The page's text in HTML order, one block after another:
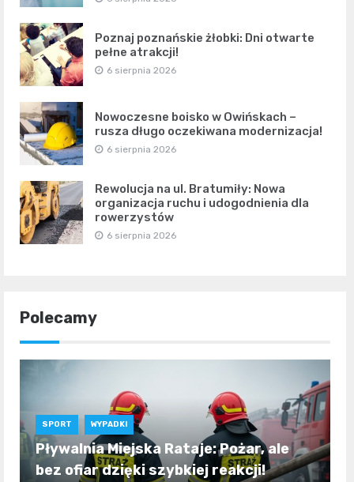
Poznaj poznańskie żłobki: Dni otwarte
pełne atrakcji!
6 sierpnia 2026
Nowoczesne boisko w Owińskach –
rusza długo oczekiwana modernizacja!
6 sierpnia 2026
Rewolucja na ul. Bratumiły: Nowa
organizacja ruchu i udogodnienia dla
rowerzystów
6 sierpnia 2026
Polecamy
SPORT WYPADKI
Pływalnia Miejska Rataje: Pożar, ale
bez ofiar dzięki szybkiej reakcji!